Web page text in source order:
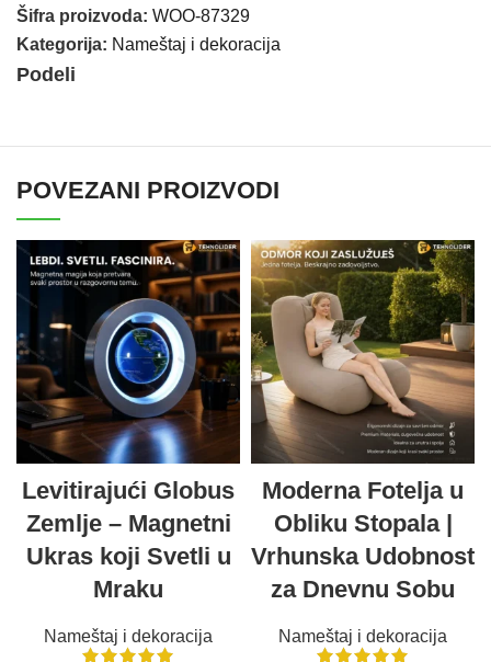
Šifra proizvoda: WOO-87329
Kategorija: Nameštaj i dekoracija
Podeli
POVEZANI PROIZVODI
Levitirajući Globus
Zemlje – Magnetni
Ukras koji Svetli u
Mraku
Nameštaj i dekoracija
Moderna Fotelja u
Obliku Stopala |
Vrhunska Udobnost
za Dnevnu Sobu
Nameštaj i dekoracija